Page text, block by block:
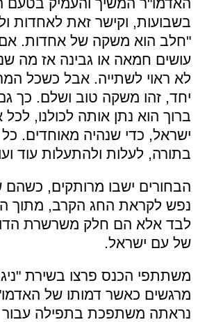
בשבועות, וקישר זאת לאחדות
"חלב הוא משקה של אחדות. אם
עושים חמאה או גבינה אז מה
לא ראוי לשתייה. אבל כשכל
יחד, זהו משקה טוב ושלם. כך
ברוך הוא נתן אותה לכולנו,
ישראל, כדי שנהיה מאוחדים. כל
בתורה, לעלות ולהתעלות עוד
הבחורים ישבו מרותקים, כשהם
נפש לקראת החג הקרב, מתוך
לבד אלא הם חלק משרשרת
של עם ישראל.
משתתפי הכנס פרצו בשירת
מרגשים כאשר דמותו של
נראתה משתפכת בתפילה עבור